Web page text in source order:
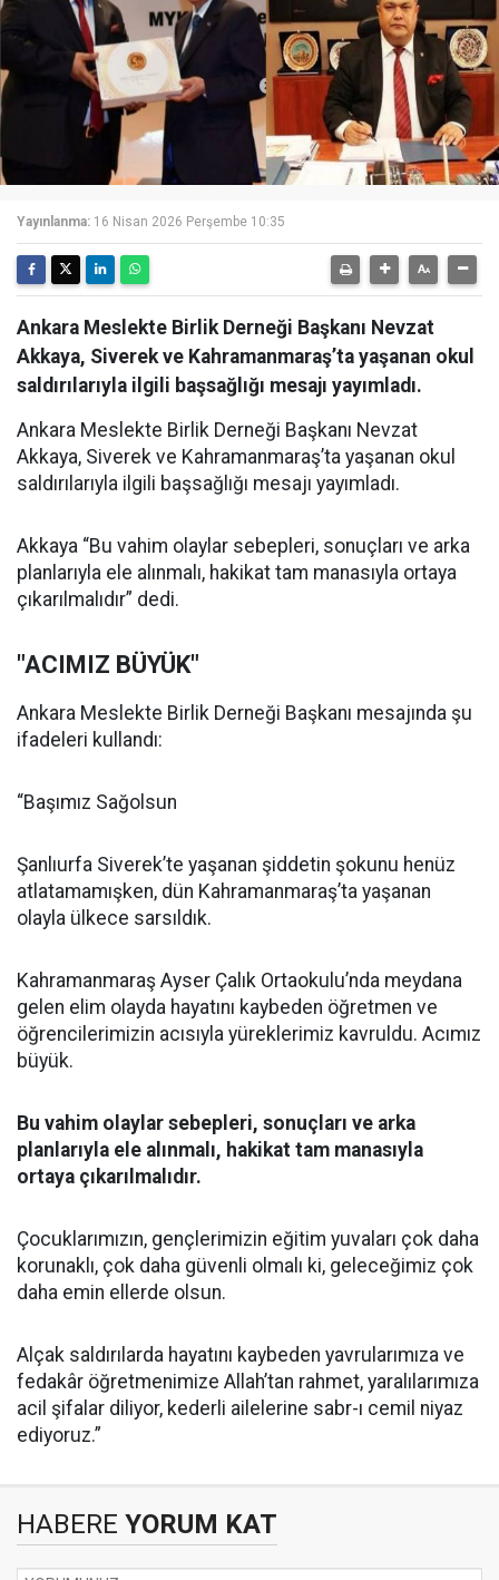
Yayınlanma: 16 Nisan 2026 Perşembe 10:35
Ankara Meslekte Birlik Derneği Başkanı Nevzat
Akkaya, Siverek ve Kahramanmaraş’ta yaşanan okul
saldırılarıyla ilgili başsağlığı mesajı yayımladı.
Ankara Meslekte Birlik Derneği Başkanı Nevzat
Akkaya, Siverek ve Kahramanmaraş’ta yaşanan okul
saldırılarıyla ilgili başsağlığı mesajı yayımladı.
Akkaya “Bu vahim olaylar sebepleri, sonuçları ve arka
planlarıyla ele alınmalı, hakikat tam manasıyla ortaya
çıkarılmalıdır” dedi.
"ACIMIZ BÜYÜK"
Ankara Meslekte Birlik Derneği Başkanı mesajında şu
ifadeleri kullandı:
“Başımız Sağolsun
Şanlıurfa Siverek’te yaşanan şiddetin şokunu henüz
atlatamamışken, dün Kahramanmaraş’ta yaşanan
olayla ülkece sarsıldık.
Kahramanmaraş Ayser Çalık Ortaokulu’nda meydana
gelen elim olayda hayatını kaybeden öğretmen ve
öğrencilerimizin acısıyla yüreklerimiz kavruldu. Acımız
büyük.
Bu vahim olaylar sebepleri, sonuçları ve arka
planlarıyla ele alınmalı, hakikat tam manasıyla
ortaya çıkarılmalıdır.
Çocuklarımızın, gençlerimizin eğitim yuvaları çok daha
korunaklı, çok daha güvenli olmalı ki, geleceğimiz çok
daha emin ellerde olsun.
Alçak saldırılarda hayatını kaybeden yavrularımıza ve
fedakâr öğretmenimize Allah’tan rahmet, yaralılarımıza
acil şifalar diliyor, kederli ailelerine sabr-ı cemil niyaz
ediyoruz.”
HABERE YORUM KAT